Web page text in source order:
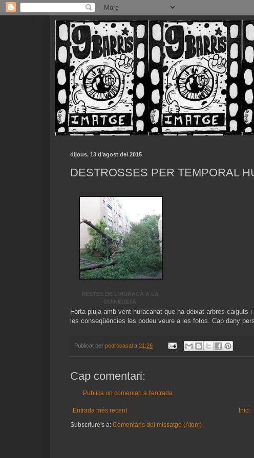
dijous, 13 d’agost del 2015
DESTROSSES PER TEMPORAL
RESTES DE L'HURACÀ A LA
GUINEUETA
Forta pluja amb vent huracanat que ha deixat arbres
les conseqüències les podeu veure a les fotos. Cap dany
Publicat per pedrocasal a 21:26
Cap comentari:
Publica un comentari a l'entrada
Entrada més recent
Inici
Subscriure's a: Comentaris del missatge (Atom)